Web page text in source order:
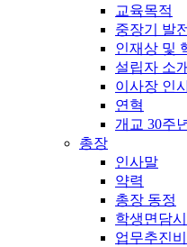
교육목적
중장기 발
인재상 및
설립자 소개
이사장 인
연혁
개교 30주
총장
인사말
약력
총장 동정
학생면담
업무추진비